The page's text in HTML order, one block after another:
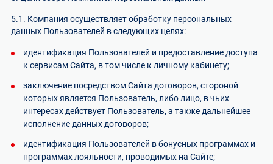
5.1. Компания осуществляет обработку персональных
данных Пользователей в следующих целях:
идентификация Пользователей и предоставление доступа
к сервисам Сайта, в том числе к личному кабинету;
заключение посредством Сайта договоров, стороной
которых является Пользователь, либо лицо, в чьих
интересах действует Пользователь, а также дальнейшее
исполнение данных договоров;
идентификация Пользователей в бонусных программах и
программах лояльности, проводимых на Сайте;